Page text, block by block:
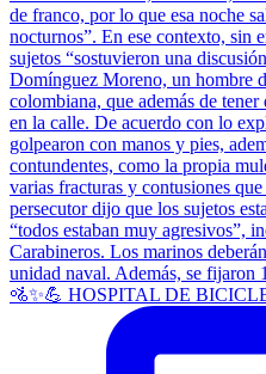
🚵✨💪 HOSPITAL DE